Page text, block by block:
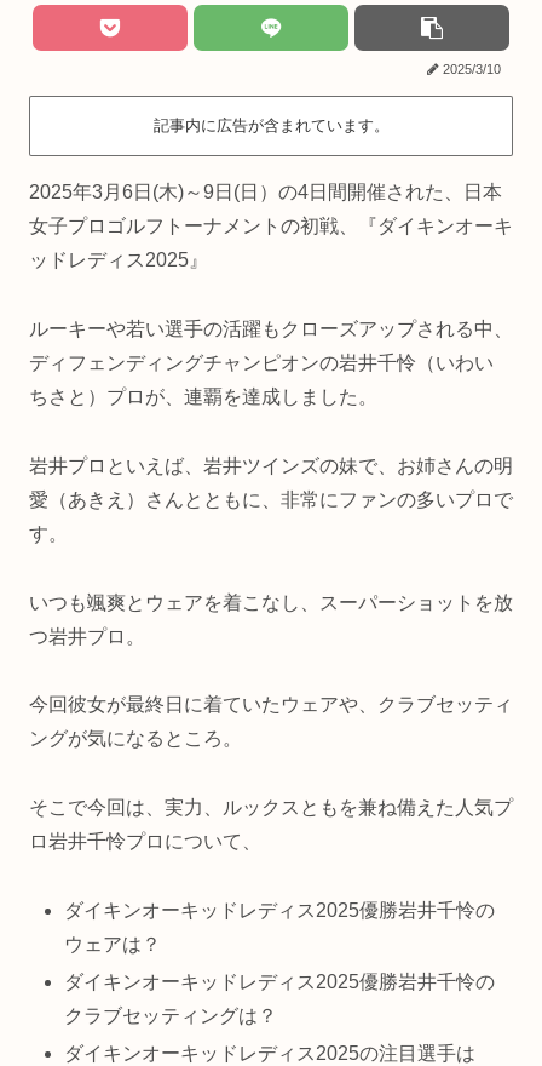
2025/3/10
記事内に広告が含まれています。
2025年3月6日(木)～9日(日）の4日間開催された、日本
女子プロゴルフトーナメントの初戦、『ダイキンオーキ
ッドレディス2025』
ルーキーや若い選手の活躍もクローズアップされる中、
ディフェンディングチャンピオンの岩井千怜（いわい
ちさと）プロが、連覇を達成しました。
岩井プロといえば、岩井ツインズの妹で、お姉さんの明
愛（あきえ）さんとともに、非常にファンの多いプロで
す。
いつも颯爽とウェアを着こなし、スーパーショットを放
つ岩井プロ。
今回彼女が最終日に着ていたウェアや、クラブセッティ
ングが気になるところ。
そこで今回は、実力、ルックスともを兼ね備えた人気プ
ロ岩井千怜プロについて、
ダイキンオーキッドレディス2025優勝岩井千怜の
ウェアは？
ダイキンオーキッドレディス2025優勝岩井千怜の
クラブセッティングは？
ダイキンオーキッドレディス2025の注目選手は